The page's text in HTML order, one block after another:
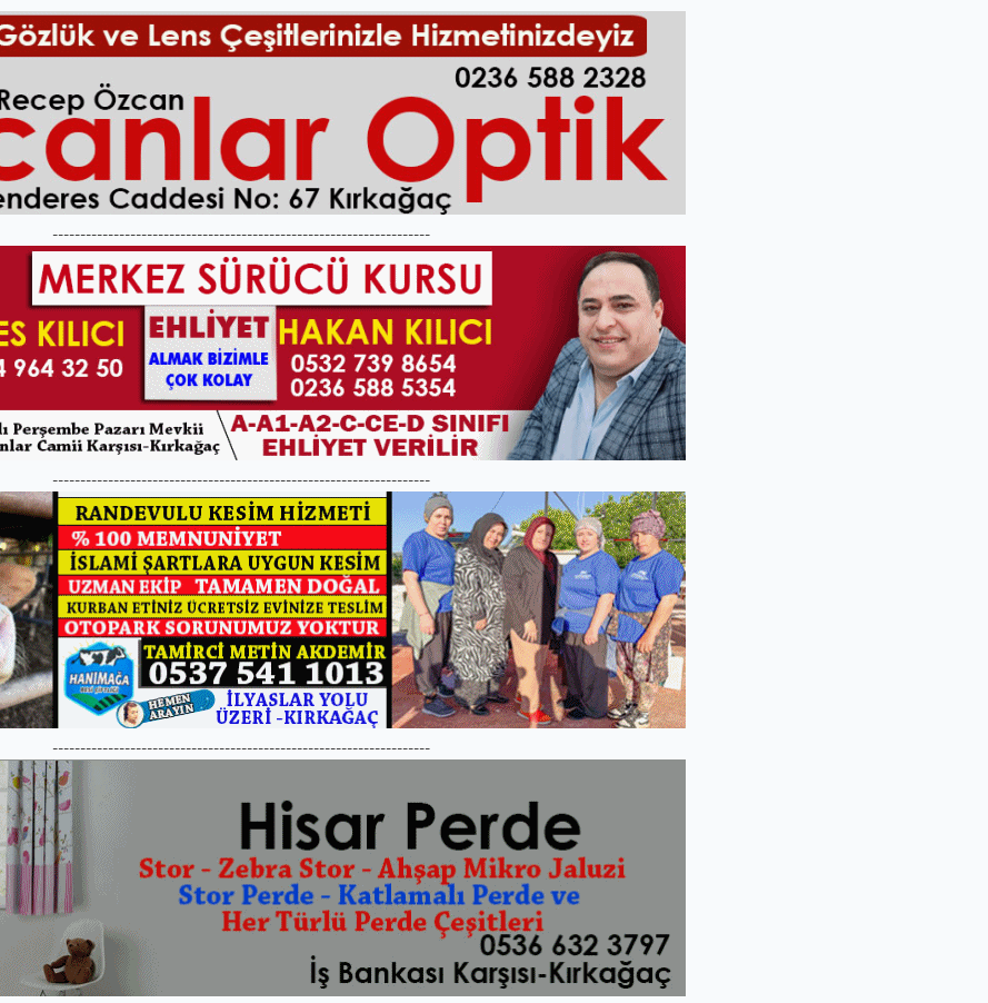
--------------------------------------------------------------------
--------------------------------------------------------------------
--------------------------------------------------------------------